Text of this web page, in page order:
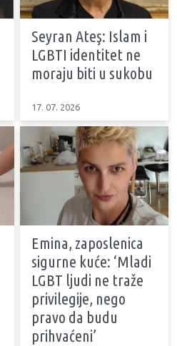
Seyran Ateş: Islam i
LGBTI identitet ne
moraju biti u sukobu
17. 07. 2026
Emina, zaposlenica
sigurne kuće: ‘Mladi
LGBT ljudi ne traže
privilegije, nego
pravo da budu
prihvaćeni’